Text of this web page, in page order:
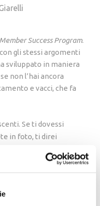
Member Success Program.
gli stessi argomenti
sviluppato in maniera
non l’hai ancora
e vacci, che fa
Se ti dovessi
in foto, ti direi
a tratti irriverente
liceali si era tutti
eccoci in cerchio a